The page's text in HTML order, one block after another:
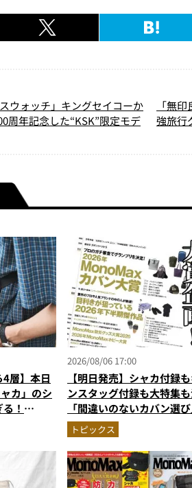
ウォッチ」キングセイコーか
周年記念した“KSK”限定モデ
「無
強旅行
4層】本日
カ」のシ
！
ッシュ
2026/08/06 17:00
【明日発売】シャカ付録
ンスタッグ付録も大特集も
「間違いのないカバン選
がジャッジ・MonoMax9月
次を公開
トピックス